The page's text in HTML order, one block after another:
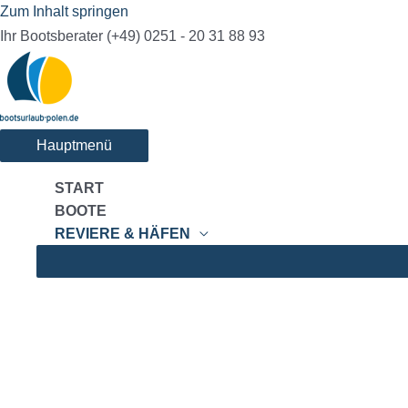
Zum Inhalt springen
Ihr Bootsberater (+49) 0251 - 20 31 88 93
Hauptmenü
START
BOOTE
REVIERE & HÄFEN